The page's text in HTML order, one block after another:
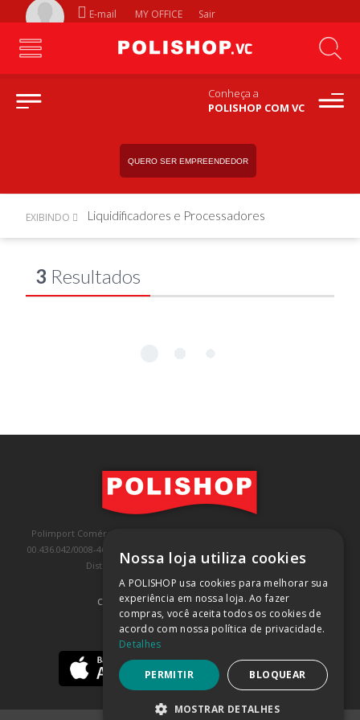
E-mail MY OFFICE Sair
Conheça a
POLISHOP COM VC
QUERO SER EMPREENDEDOR
EXIBINDO Liquidificadores e Processadores
3 Resultados
Polimport Comércio e Exportação LTDA, inscrita no CNPJ/MF sob o nº
00.436.042/0008-46, IE 407.458.707.103, com sede na Rua Kanebo, nº 175,
Distrito Industrial, Jundiaí/SP, CEP: 13213-090
COMPRA 100% SEGURA (SAIBA MAIS)
BAIXE NOSSO APP
Nossa loja utiliza cookies
A POLISHOP usa cookies para melhorar sua
experiência em nossa loja. Ao fazer
compras, você aceita todos os cookies de
acordo com nossa política de privacidade.
Detalhes
PERMITIR BLOQUEAR
MOSTRAR DETALHES